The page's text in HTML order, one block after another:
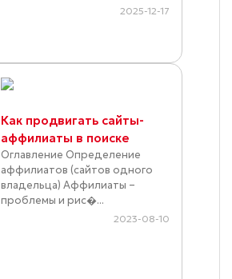
2025-12-17
Как продвигать сайты-
аффилиаты в поиске
Оглавление Определение
аффилиатов (сайтов одного
владельца) Аффилиаты –
проблемы и рис�...
2023-08-10